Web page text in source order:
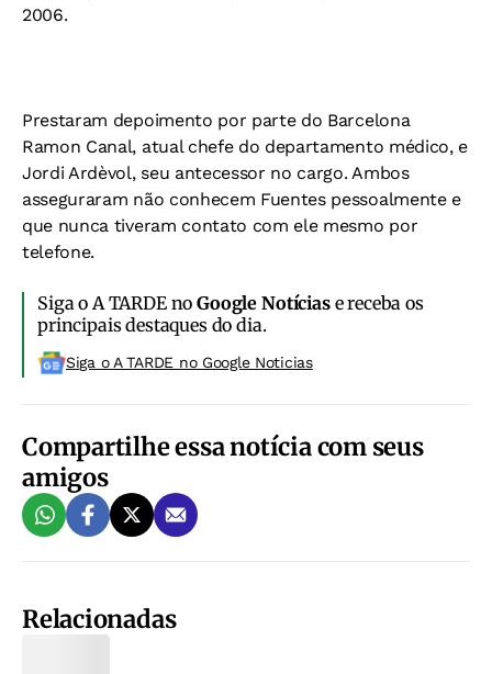
2006.
Prestaram depoimento por parte do Barcelona
Ramon Canal, atual chefe do departamento médico, e
Jordi Ardèvol, seu antecessor no cargo. Ambos
asseguraram não conhecem Fuentes pessoalmente e
que nunca tiveram contato com ele mesmo por
telefone.
Siga o A TARDE noGoogle Notíciase receba os
principais destaques do dia.
Siga o A TARDE no Google Noticias
Compartilhe essa notícia com seus
amigos
Relacionadas